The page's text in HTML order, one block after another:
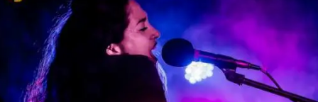
actividades de acceso libre